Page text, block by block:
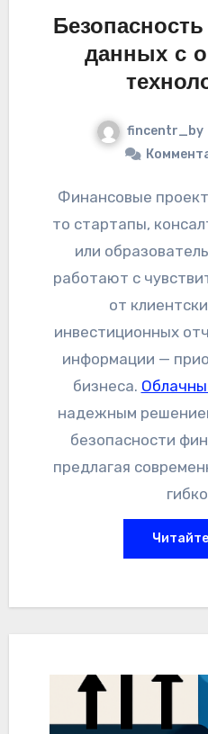
данных с
fincentr_by
Финансовые проекты в Беларуси, будь
то стартапы,
или
работают с
от
инвестиционных
информации —
бизнеса.
надежным
безопасности
предлагая